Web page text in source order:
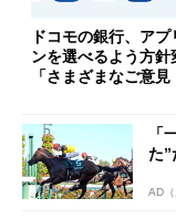
ドコモの銀行、アプ
ンを選べるよう方
「さまざまなご意
「
た”
AD（